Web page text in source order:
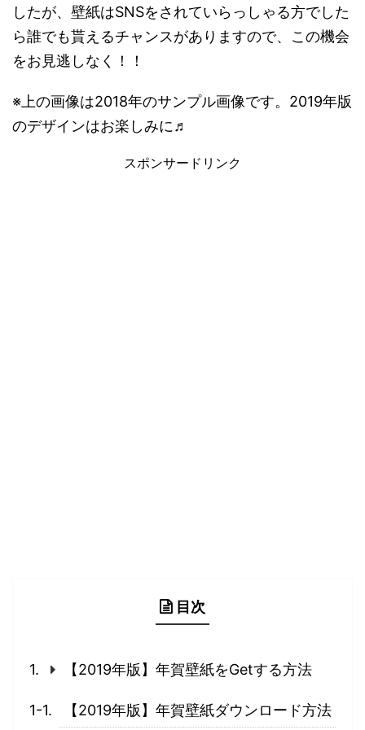
したが、壁紙はSNSをされていらっしゃる方でした
ら誰でも貰えるチャンスがありますので、この機会
をお見逃しなく！！
※上の画像は2018年のサンプル画像です。2019年版
のデザインはお楽しみに♬
スポンサードリンク
目次
【2019年版】年賀壁紙をGetする方法
【2019年版】年賀壁紙ダウンロード方法